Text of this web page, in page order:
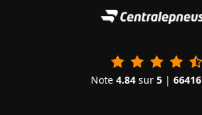
Note 4.84 sur 5 | 66416